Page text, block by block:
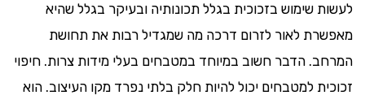
לעשות שימוש בזכוכית בגלל תכונותיה ובעיקר בגלל שהיא
מאפשרת לאור לזרום דרכה מה שמגדיל רבות את תחושת
המרחב. הדבר חשוב במיוחד במטבחים בעלי מידות צרות. חיפוי
זכוכית למטבחים יכול להיות חלק בלתי נפרד מקו העיצוב. הוא